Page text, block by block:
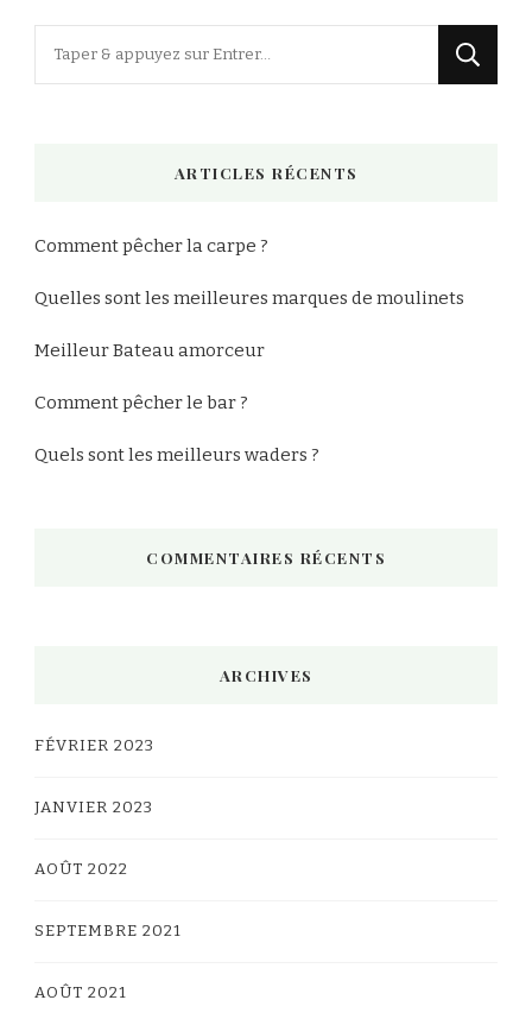
ARTICLES RÉCENTS
Comment pêcher la carpe ?
Quelles sont les meilleures marques de moulinets
Meilleur Bateau amorceur
Comment pêcher le bar ?
Quels sont les meilleurs waders ?
COMMENTAIRES RÉCENTS
ARCHIVES
FÉVRIER 2023
JANVIER 2023
AOÛT 2022
SEPTEMBRE 2021
AOÛT 2021